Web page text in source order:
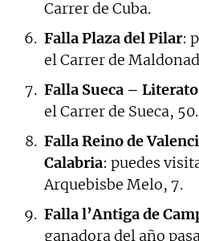
Carrer de Cuba.
Falla Plaza del Pilar:
el Carrer de
Falla Sueca –
el Carrer de Sueca, 50.
Falla Reino de
Calabria: puedes
Arquebisbe Melo, 7.
Falla l’Antiga de
ganadora del año